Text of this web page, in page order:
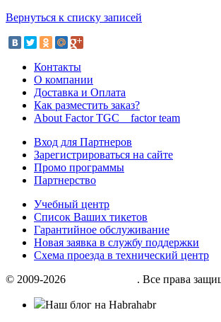
Вернуться к списку записей
Контакты
О компании
Доставка и Оплата
Как разместить заказ?
About Factor TGC _ factor team
Вход для Партнеров
Зарегистрироваться на сайте
Промо программы
Партнерство
Учебный центр
Список Ваших тикетов
Гарантийное обслуживание
Новая заявка в службу поддержки
Схема проезда в технический центр
© 2009-2026
. Все права
Наш блог на Habrahabr